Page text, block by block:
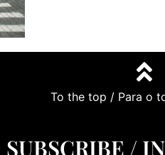
To the top / Para o
SUBSCRIBE /